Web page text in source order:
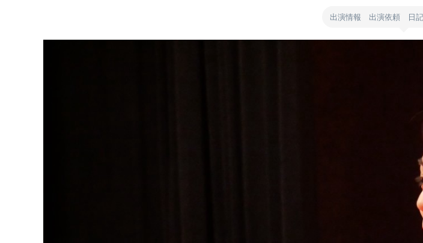
出演情報 出演依頼 日